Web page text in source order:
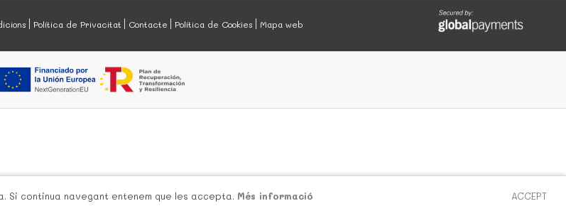
Política de Privacitat Contacte Política de Cookies Mapa web
ACCEPT
continua navegant entenem que les accepta. Més informació